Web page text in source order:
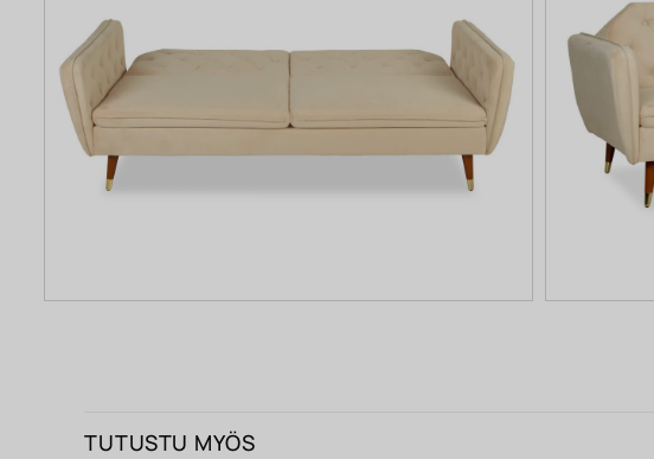
TUTUSTU MYÖS